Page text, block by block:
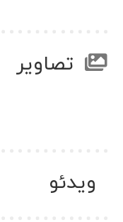
تصاویر
ویدئو